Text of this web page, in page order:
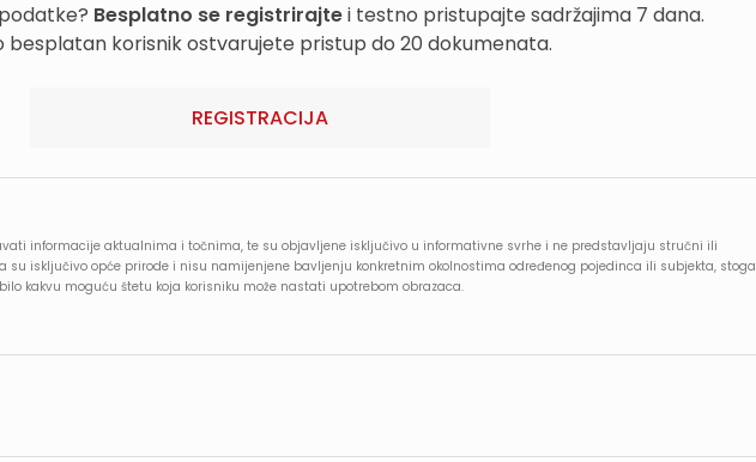
Besplatno se registrirajtei testno pristupajte sadržajima 7 dana.
besplatan korisnik ostvarujete pristup do 20 dokumenata.
REGISTRACIJA
informacije aktualnima i točnima, te su objavljene isključivo u informativne svrhe i ne predstavljaju stručni ili
su isključivo opće prirode i nisu namijenjene bavljenju konkretnim okolnostima određenog pojedinca ili subjekta, stoga
kakvu moguću štetu koja korisniku može nastati upotrebom obrazaca.